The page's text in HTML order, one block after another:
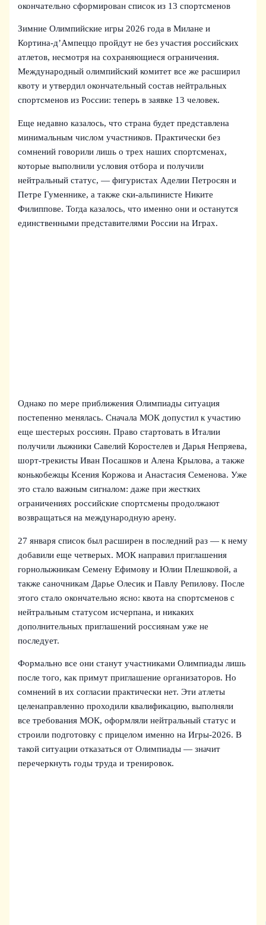
окончательно сформирован список из 13 спортсменов
Зимние Олимпийские игры 2026 года в Милане и
Кортина-д’Ампеццо пройдут не без участия российских
атлетов, несмотря на сохраняющиеся ограничения.
Международный олимпийский комитет все же расширил
квоту и утвердил окончательный состав нейтральных
спортсменов из России: теперь в заявке 13 человек.
Еще недавно казалось, что страна будет представлена
минимальным числом участников. Практически без
сомнений говорили лишь о трех наших спортсменах,
которые выполнили условия отбора и получили
нейтральный статус, — фигуристах Аделии Петросян и
Петре Гуменнике, а также ски-альпинисте Никите
Филиппове. Тогда казалось, что именно они и останутся
единственными представителями России на Играх.
Однако по мере приближения Олимпиады ситуация
постепенно менялась. Сначала МОК допустил к участию
еще шестерых россиян. Право стартовать в Италии
получили лыжники Савелий Коростелев и Дарья Непряева,
шорт-трекисты Иван Посашков и Алена Крылова, а также
конькобежцы Ксения Коржова и Анастасия Семенова. Уже
это стало важным сигналом: даже при жестких
ограничениях российские спортсмены продолжают
возвращаться на международную арену.
27 января список был расширен в последний раз — к нему
добавили еще четверых. МОК направил приглашения
горнолыжникам Семену Ефимову и Юлии Плешковой, а
также саночникам Дарье Олесик и Павлу Репилову. После
этого стало окончательно ясно: квота на спортсменов с
нейтральным статусом исчерпана, и никаких
дополнительных приглашений россиянам уже не
последует.
Формально все они станут участниками Олимпиады лишь
после того, как примут приглашение организаторов. Но
сомнений в их согласии практически нет. Эти атлеты
целенаправленно проходили квалификацию, выполняли
все требования МОК, оформляли нейтральный статус и
строили подготовку с прицелом именно на Игры‑2026. В
такой ситуации отказаться от Олимпиады — значит
перечеркнуть годы труда и тренировок.